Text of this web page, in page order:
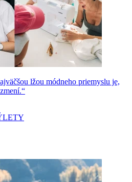
lžou módneho priemyslu je,